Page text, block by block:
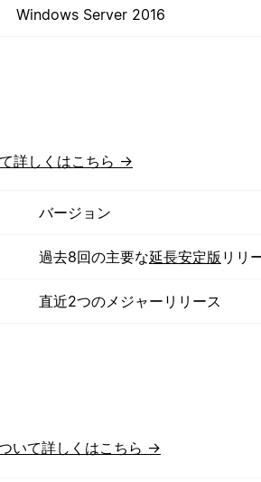
Windows Server 2016
詳しくはこちら →
バージョン
過去8回の主要な延長安定版 リリ
直近2つのメジャーリリース
いて詳しくはこちら →